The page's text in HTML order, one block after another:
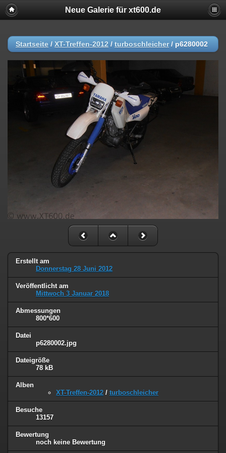
Neue Galerie für xt600.de
Startseite / XT-Treffen-2012 / turboschleicher/ p6280002
Erstellt am
Donnerstag 28 Juni 2012
Veröffentlicht am
Mittwoch 3 Januar 2018
Abmessungen
800*600
Datei
p6280002.jpg
Dateigröße
78 kB
Alben
XT-Treffen-2012 / turboschleicher
Besuche
13157
Bewertung
noch keine Bewertung